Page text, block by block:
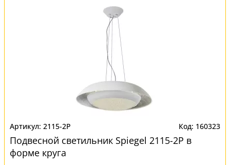
2115-2P 160323
Подвесной светильник Spiegel 2115-2P в
форме круга